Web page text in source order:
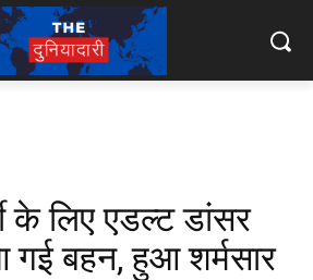
के लिए एडल्ट डांसर
गई बहन, हुआ शर्मसार